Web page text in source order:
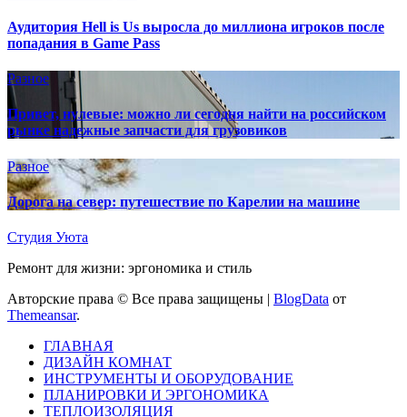
Аудитория Hell is Us выросла до миллиона игроков после
попадания в Game Pass
Разное
Привет, нулевые: можно ли сегодня найти на российском
рынке надежные запчасти для грузовиков
Разное
Дорога на север: путешествие по Карелии на машине
Студия Уюта
Ремонт для жизни: эргономика и стиль
Авторские права © Все права защищены | BlogData от
Themeansar.
ГЛАВНАЯ
ДИЗАЙН КОМНАТ
ИНСТРУМЕНТЫ И ОБОРУДОВАНИЕ
ПЛАНИРОВКИ И ЭРГОНОМИКА
ТЕПЛОИЗОЛЯЦИЯ